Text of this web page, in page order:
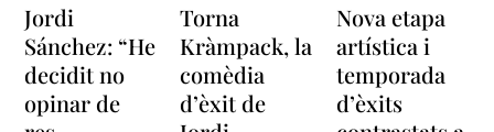
Jordi
Sánchez: “He
decidit no
opinar de
Torna
Kràmpack, la
comèdia
d’èxit de
Nova etapa
artística i
temporada
d’èxits